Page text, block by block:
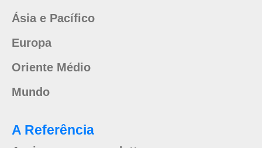
Ásia e Pacífico
Europa
Oriente Médio
Mundo
A Referência